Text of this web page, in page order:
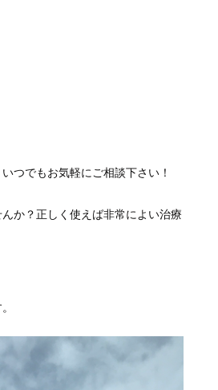
つでもお気軽にご相談下さい！
か？正しく使えば非常によい治療